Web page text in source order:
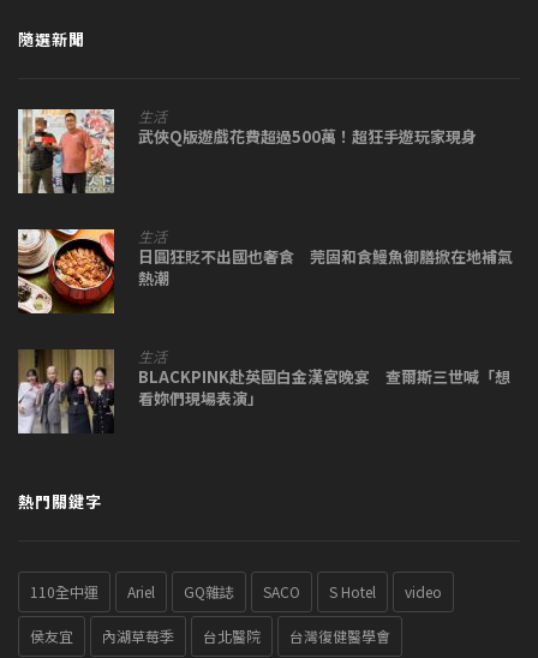
隨選新聞
生活
武俠Q版遊戲花費超過500萬！超狂手遊玩家現身
生活
日圓狂貶不出國也奢食 莞固和食鰻魚御膳掀在地補氣
熱潮
生活
BLACKPINK赴英國白金漢宮晚宴 查爾斯三世喊「想
看妳們現場表演」
熱門關鍵字
110全中運 Ariel GQ雜誌 SACO S Hotel video
侯友宜 內湖草莓季 台北醫院 台灣復健醫學會